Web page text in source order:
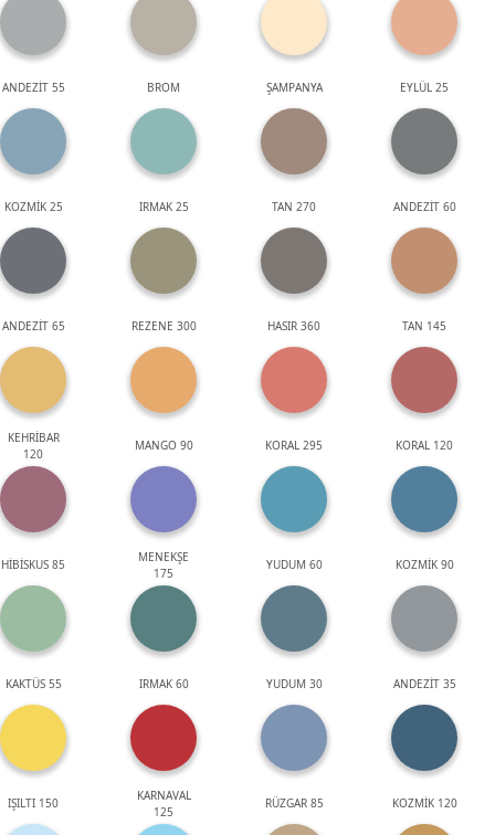
ANDEZİT 55 BROM ŞAMPANYA EYLÜL 25
KOZMİK 25 IRMAK 25 TAN 270 ANDEZİT 60
ANDEZİT 65 REZENE 300 HASIR 360 TAN 145
KEHRİBAR
120
MANGO 90 KORAL 295 KORAL 120
HİBİSKUS 85
MENEKŞE
175
YUDUM 60 KOZMİK 90
KAKTÜS 55 IRMAK 60 YUDUM 30 ANDEZİT 35
IŞILTI 150
KARNAVAL
125
RÜZGAR 85 KOZMİK 120